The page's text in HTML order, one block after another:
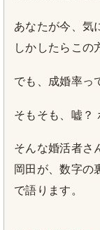
あなたが今、気
しかしたらこの
でも、成婚率っ
そもそも、嘘？
そんな婚活者さ
岡田が、数字の
で語ります。